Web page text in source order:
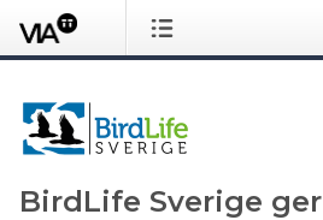
BirdLife Sverige